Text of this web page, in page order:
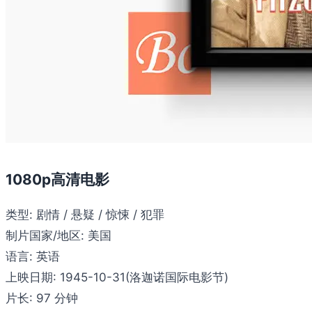
1080p高清电影
类型: 剧情 / 悬疑 / 惊悚 / 犯罪
制片国家/地区: 美国
语言: 英语
上映日期: 1945-10-31(洛迦诺国际电影节)
片长: 97 分钟